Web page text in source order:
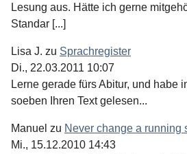
Lesung aus. Hätte ich gerne
Standar [...]
Lisa J. zu Sprachregister
Di., 22.03.2011 10:07
Lerne gerade fürs Abitur, und habe
soeben Ihren Text gelesen...
Manuel zu Never change a running
Mi., 15.12.2010 14:43